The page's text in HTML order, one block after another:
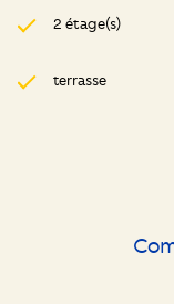
2 étage(s)
terrasse